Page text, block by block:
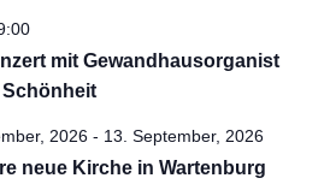
mit Gewandhausorganist
Schönheit
2026- 13. September, 2026
neue Kirche in Wartenburg